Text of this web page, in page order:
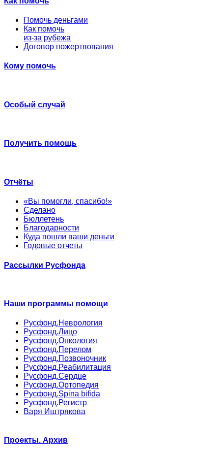
Помочь деньгами
Как помочь
из-за рубежа
Договор пожертвования
Кому помочь
Особый случай
Получить помощь
Отчёты
«Вы помогли, спасибо!»
Сделано
Бюллетень
Благодарности
Куда пошли ваши деньги
Годовые отчеты
Рассылки Русфонда
Наши программы помощи
Русфонд.Неврология
Русфонд.Лицо
Русфонд.Онкология
Русфонд.Перелом
Русфонд.Позвоночник
Русфонд.Реабилитация
Русфонд.Сердце
Русфонд.Ортопедия
Русфонд.Spina bifida
Русфонд.Регистр
Варя Иштрякова
Проекты. Архив